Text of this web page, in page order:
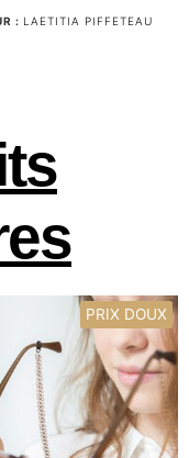
: LAETITIA PIFFETEAU
PRIX DOUX